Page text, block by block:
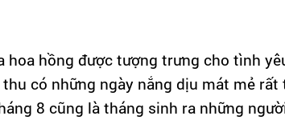
hoa hồng được tượng trưng cho tình
có những ngày nắng dịu mát mẻ rất
8 cũng là tháng sinh ra những